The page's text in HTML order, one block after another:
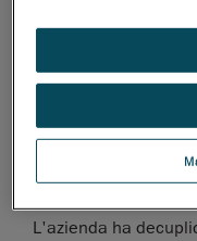
Tanguay, Presidente
così l'onore di aprire
della nuova sede di
L'azienda ha